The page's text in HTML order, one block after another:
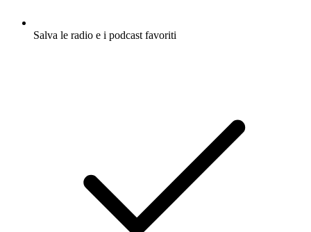
Salva le radio e i podcast favoriti